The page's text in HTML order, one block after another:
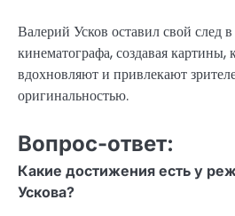
Валерий Усков оставил свой след
кинематографа, создавая картины,
вдохновляют и привлекают
оригинальностью.
Вопрос-ответ:
Какие достижения есть у
Ускова?